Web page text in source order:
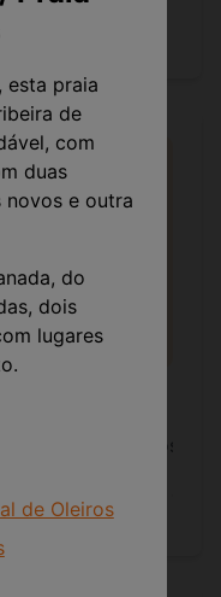
da Sertã é um
de Alge
dos Vinhos,
o silêncio e o
esta praia
de
com
duas
novos e outra
do
dois
lugares
de Oleiros